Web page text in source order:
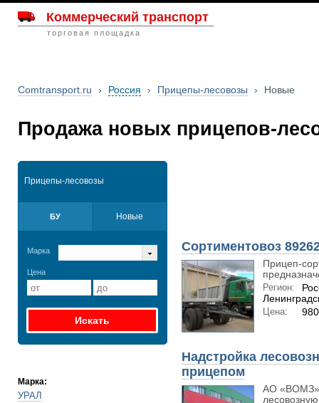
Коммерческий транспорт
торговая площадка
Comtransport.ru › Россия › Прицепы-лесовозы › Новые
Продажа новых прицепов-
Прицепы-лесовозы
БУ Новые
Марка
Цена
Марка:
УРАЛ
Сортиментовоз
Прицеп-
Регион:
Цена:
Надстройка
прицепом
АО «ВОМЗ»